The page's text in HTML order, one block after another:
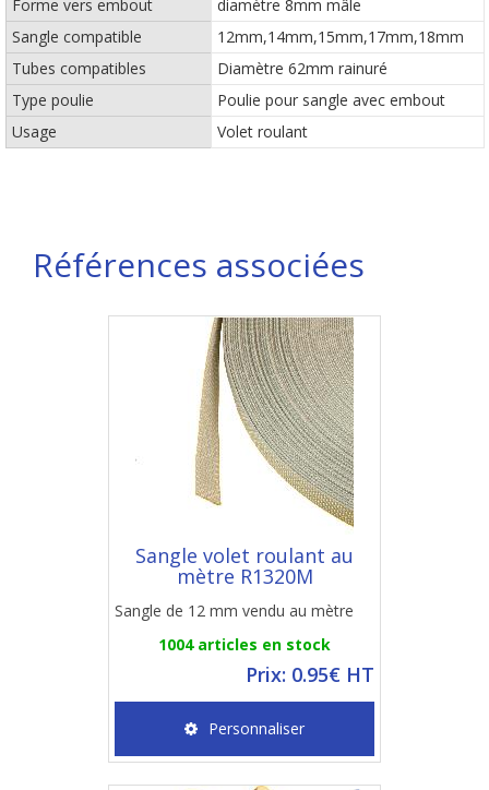
Forme vers embout
diamètre 8mm mâle
Sangle compatible
12mm,14mm,15mm,17mm,18mm
Tubes compatibles
Diamètre 62mm rainuré
Type poulie
Poulie pour sangle avec embout
Usage
Volet roulant
Références associées
Sangle volet roulant au
mètre R1320M
Sangle de 12 mm vendu au mètre
1004 articles en stock
Prix: 0.95€ HT
Personnaliser